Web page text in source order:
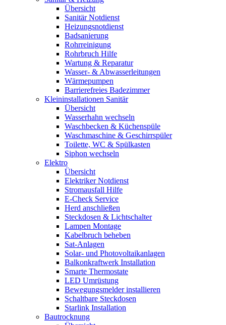
Übersicht
Sanitär Notdienst
Heizungsnotdienst
Badsanierung
Rohrreinigung
Rohrbruch Hilfe
Wartung & Reparatur
Wasser- & Abwasserleitungen
Wärmepumpen
Barrierefreies Badezimmer
Kleininstallationen Sanitär
Übersicht
Wasserhahn wechseln
Waschbecken & Küchenspüle
Waschmaschine & Geschirrspüler
Toilette, WC & Spülkasten
Siphon wechseln
Elektro
Übersicht
Elektriker Notdienst
Stromausfall Hilfe
E-Check Service
Herd anschließen
Steckdosen & Lichtschalter
Lampen Montage
Kabelbruch beheben
Sat-Anlagen
Solar- und Photovoltaikanlagen
Balkonkraftwerk Installation
Smarte Thermostate
LED Umrüstung
Bewegungsmelder installieren
Schaltbare Steckdosen
Starlink Installation
Bautrocknung